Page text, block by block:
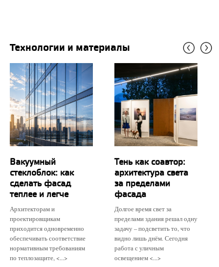
Технологии и материалы
Вакуумный
стеклоблок: как
сделать фасад
теплее и легче
Архитекторам и
проектировщикам
приходится одновременно
обеспечивать соответствие
нормативным требованиям
по теплозащите, <...>
Тень как соавтор:
архитектура света
за пределами
фасада
Долгое время свет за
пределами здания решал одну
задачу – подсветить то, что
видно лишь днём. Сегодня
работа с уличным
освещением <...>